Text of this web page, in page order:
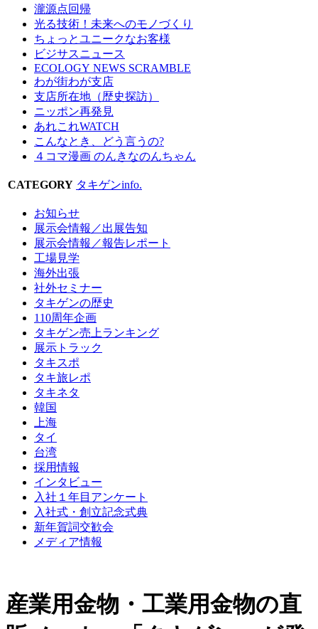
瀧源点回帰
光る技術！未来へのモノづくり
ちょっとユニークなお客様
ビジサスニュース
ECOLOGY NEWS SCRAMBLE
わが街わが支店
支店所在地（歴史探訪）
ニッポン再発見
あれこれWATCH
こんなとき、どう言うの?
４コマ漫画 のんきなのんちゃん
CATEGORY タキゲンinfo.
お知らせ
展示会情報／出展告知
展示会情報／報告レポート
工場見学
海外出張
社外セミナー
タキゲンの歴史
110周年企画
タキゲン売上ランキング
展示トラック
タキスポ
タキ旅レポ
タキネタ
韓国
上海
タイ
台湾
採用情報
インタビュー
入社１年目アンケート
入社式・創立記念式典
新年賀詞交歓会
メディア情報
産業用金物・工業用金物の直